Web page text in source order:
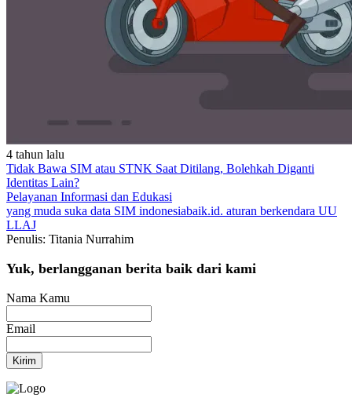
4 tahun lalu
Tidak Bawa SIM atau STNK Saat Ditilang, Bolehkah Diganti
Identitas Lain?
Pelayanan Informasi dan Edukasi
yang muda suka data SIM indonesiabaik.id. aturan berkendara UU
LLAJ
Penulis: Titania Nurrahim
Yuk, berlangganan berita baik dari kami
Nama Kamu
Email
Kirim